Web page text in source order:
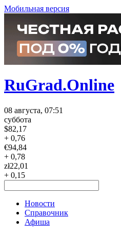
Мобильная версия
RuGrad.Online
08 августа, 07:51
суббота
$82,17
+ 0,76
€94,84
+ 0,78
zł22,01
+ 0,15
Новости
Справочник
Афиша